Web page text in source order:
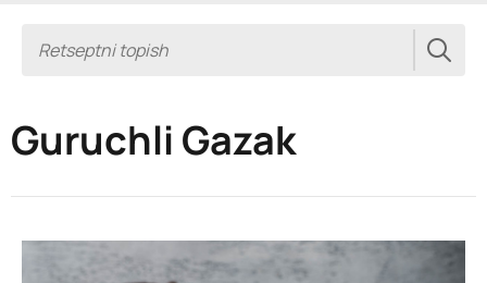
Guruchli Gazak